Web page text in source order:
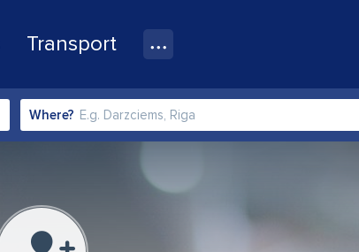
Transport
Where?